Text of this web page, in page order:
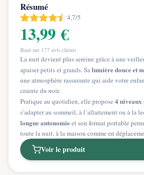
Résumé
4,7/5
13,99 €
Basé sur 177 avis clients
La nuit devient plus sereine grâce à une
apaiser petits et grands. Salumière douce et
une atmosphère rassurante qui aide votre
crainte du noir.
Pratique au quotidien, elle propose 4 niveaux
s’adapter au sommeil, à l’allaitement ou à la
longue autonomieet son format portable
toute la nuit, à la maison comme en
Voir le produit